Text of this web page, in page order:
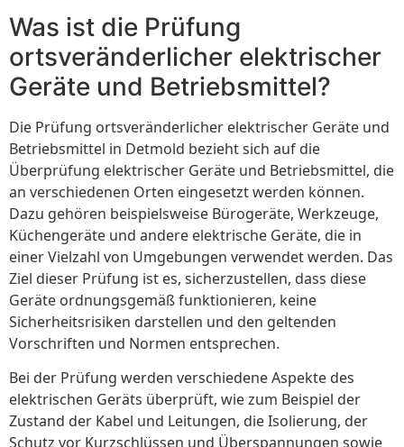
Was ist die Prüfung
ortsveränderlicher elektrischer
Geräte und Betriebsmittel?
Die Prüfung ortsveränderlicher elektrischer Geräte und
Betriebsmittel in Detmold bezieht sich auf die
Überprüfung elektrischer Geräte und Betriebsmittel, die
an verschiedenen Orten eingesetzt werden können.
Dazu gehören beispielsweise Bürogeräte, Werkzeuge,
Küchengeräte und andere elektrische Geräte, die in
einer Vielzahl von Umgebungen verwendet werden. Das
Ziel dieser Prüfung ist es, sicherzustellen, dass diese
Geräte ordnungsgemäß funktionieren, keine
Sicherheitsrisiken darstellen und den geltenden
Vorschriften und Normen entsprechen.
Bei der Prüfung werden verschiedene Aspekte des
elektrischen Geräts überprüft, wie zum Beispiel der
Zustand der Kabel und Leitungen, die Isolierung, der
Schutz vor Kurzschlüssen und Überspannungen sowie